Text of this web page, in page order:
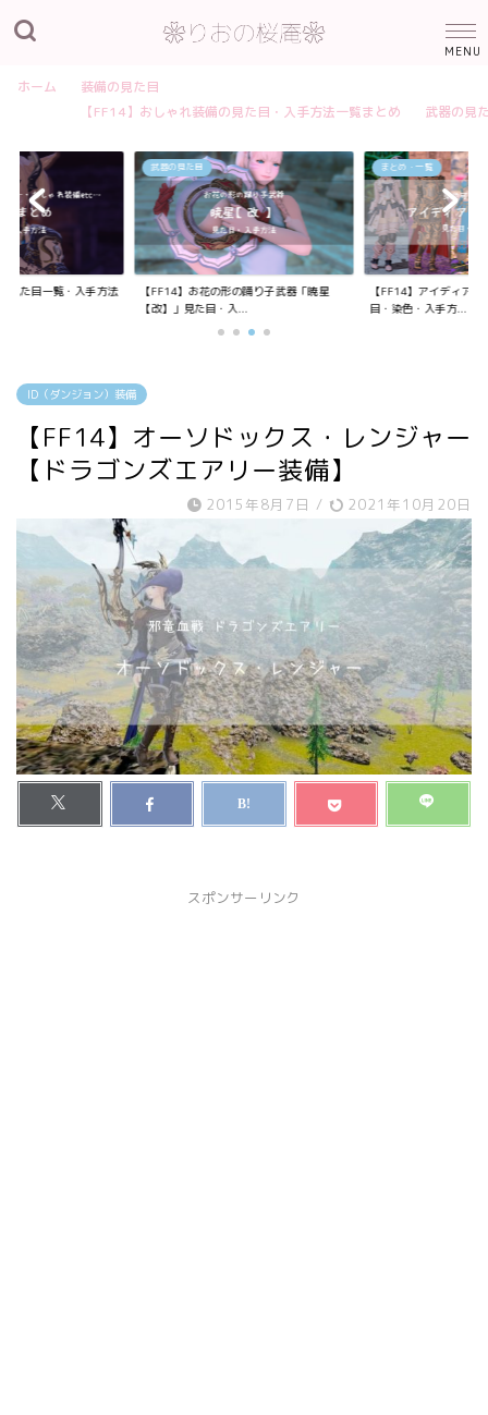
ホーム
装備の見た目
【FF14】おしゃれ装備の見た目・入手方法一覧まとめ
武器の見
見た目一覧・入手方法
武器の見た目
【FF14】お花の形の踊り子武器「暁星
【改】」見た目・入...
まとめ・一覧
【FF14】アイディア
目・染色・入手方...
ID（ダンジョン）装備
【FF14】オーソドックス・レンジャー
【ドラゴンズエアリー装備】
2015年8月7日 / 2021年10月20日
スポンサーリンク